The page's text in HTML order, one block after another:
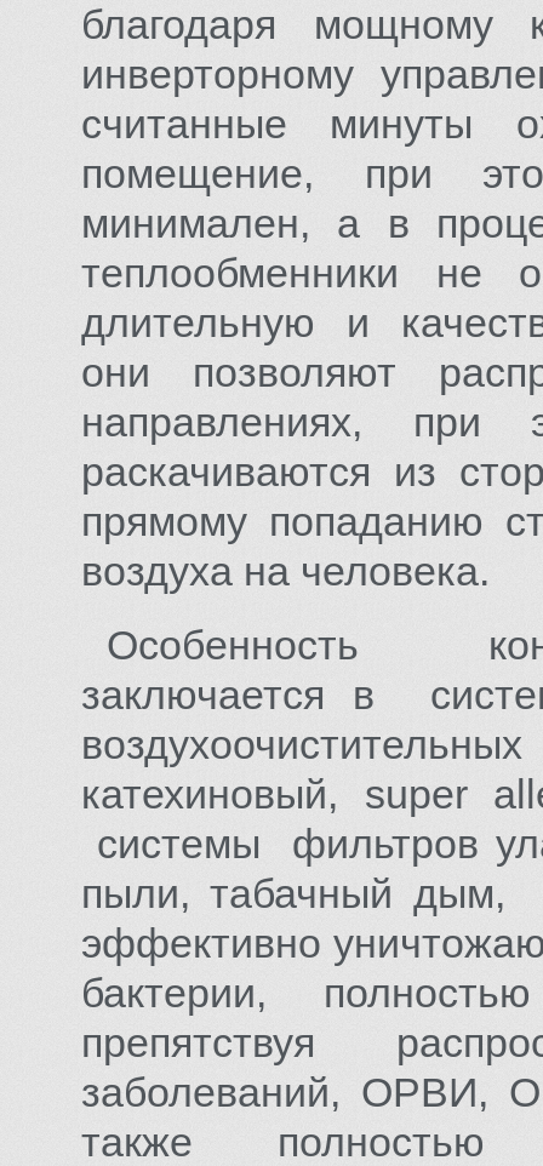
благодаря
инверторному
считанные минуты
помещение, при
минимален, а в
теплообменники не
длительную и
они позволяют
направлениях, при
раскачиваются из
прямому попаданию
воздуха на человека.
Особенность
заключается в
катехиновый, super
системы фильтров
пыли, табачный
эффективно
бактерии,
препятствуя
заболеваний, ОРВИ,
также полностью